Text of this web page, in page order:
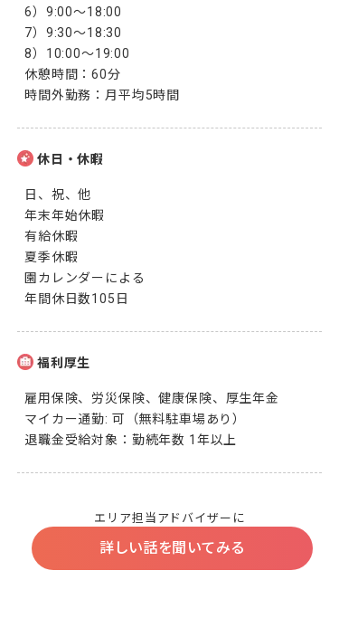
6）9:00～18:00
7）9:30～18:30
8）10:00〜19:00
休憩時間：60分
時間外勤務：月平均5時間
休日・休暇
日、祝、他
年末年始休暇
有給休暇
夏季休暇
園カレンダーによる
年間休日数105日
福利厚生
雇用保険、労災保険、健康保険、厚生年金
マイカー通勤: 可（無料駐車場あり）
退職金受給対象：勤続年数 1年以上
エリア担当アドバイザーに
詳しい話を聞いてみる